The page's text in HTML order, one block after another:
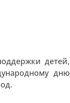
детей,
дню